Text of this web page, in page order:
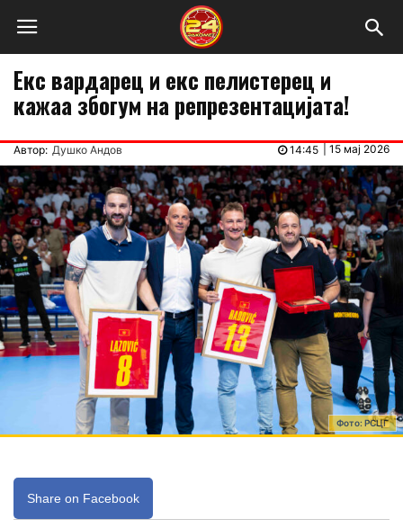
Екс вардарец и екс пелистерец и
кажаа збогум на репрезентацијата!
Автор: Душко Андов 15 мај 2026
14:45
Фото: РСЦГ
Share on Facebook